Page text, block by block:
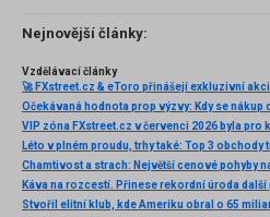
několik příkladů nejznámějších z nich.
Nejnovější články:
Vzdělávací články
Očekávaná hodnota prop výzvy: Kdy se nákup
VIP zóna FXstreet.cz v červenci 2026 byla pro
Káva na rozcestí. Přinese rekordní úroda další